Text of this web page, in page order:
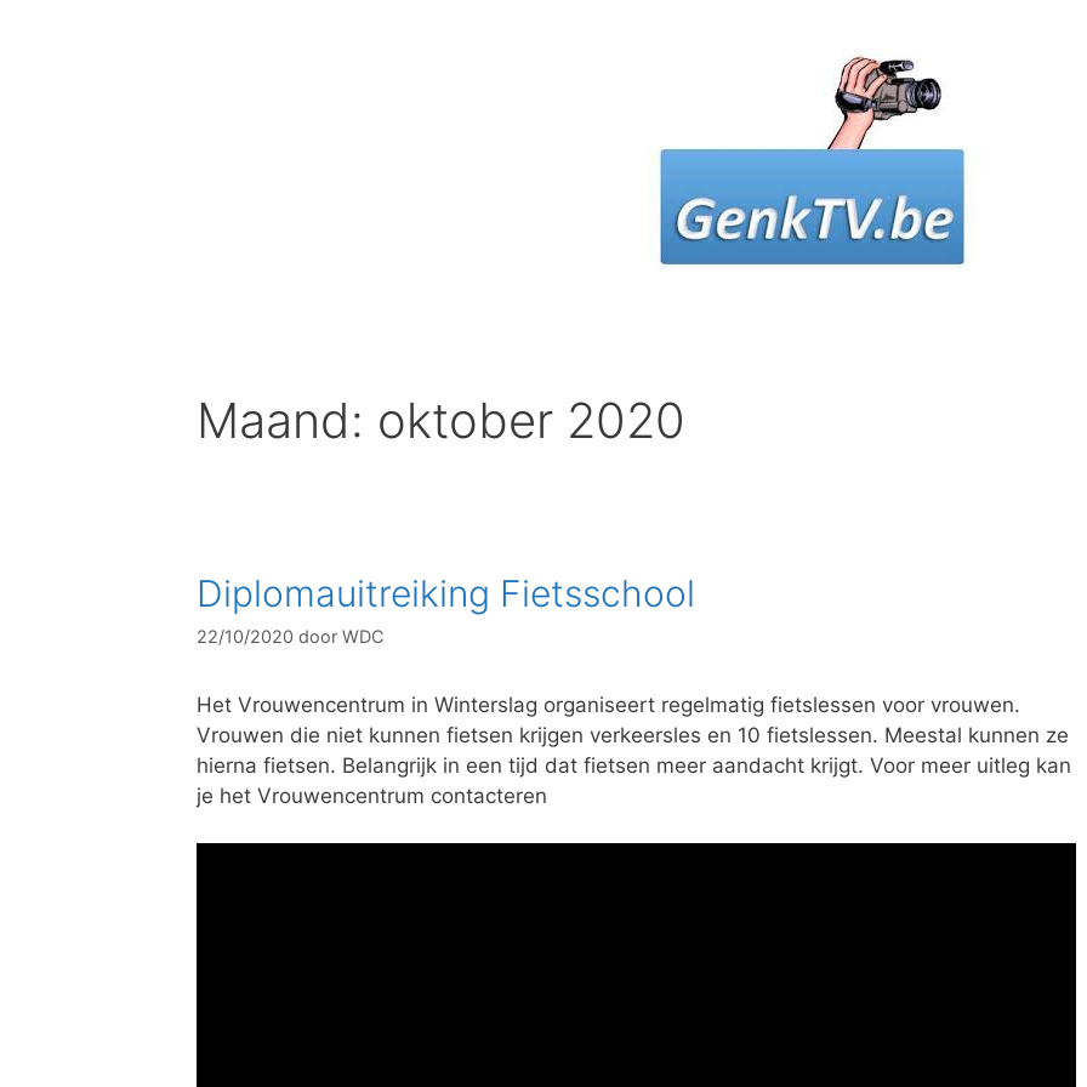
Maand: oktober 2020
Diplomauitreiking Fietsschool
22/10/2020 door WDC
Het Vrouwencentrum in Winterslag organiseert regelmatig fietslessen voor vrouwen.
Vrouwen die niet kunnen fietsen krijgen verkeersles en 10 fietslessen. Meestal kunnen ze
hierna fietsen. Belangrijk in een tijd dat fietsen meer aandacht krijgt. Voor meer uitleg kan
je het Vrouwencentrum contacteren